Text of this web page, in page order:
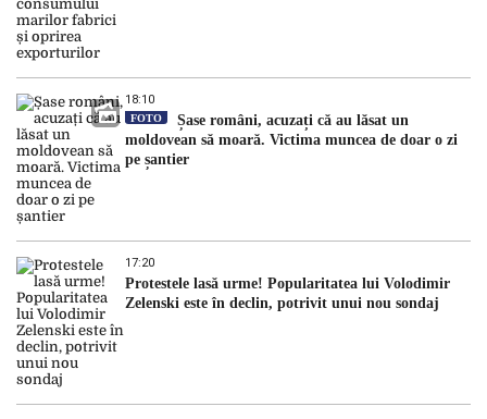
18:10
FOTO
Șase români, acuzați că au lăsat un
moldovean să moară. Victima muncea de doar o zi
pe șantier
17:20
Protestele lasă urme! Popularitatea lui Volodimir
Zelenski este în declin, potrivit unui nou sondaj